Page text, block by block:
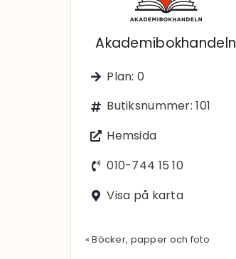
Akademibokhandeln
Plan: 0
Butiksnummer: 101
Hemsida
010-744 15 10
Visa på karta
« Böcker, papper och foto